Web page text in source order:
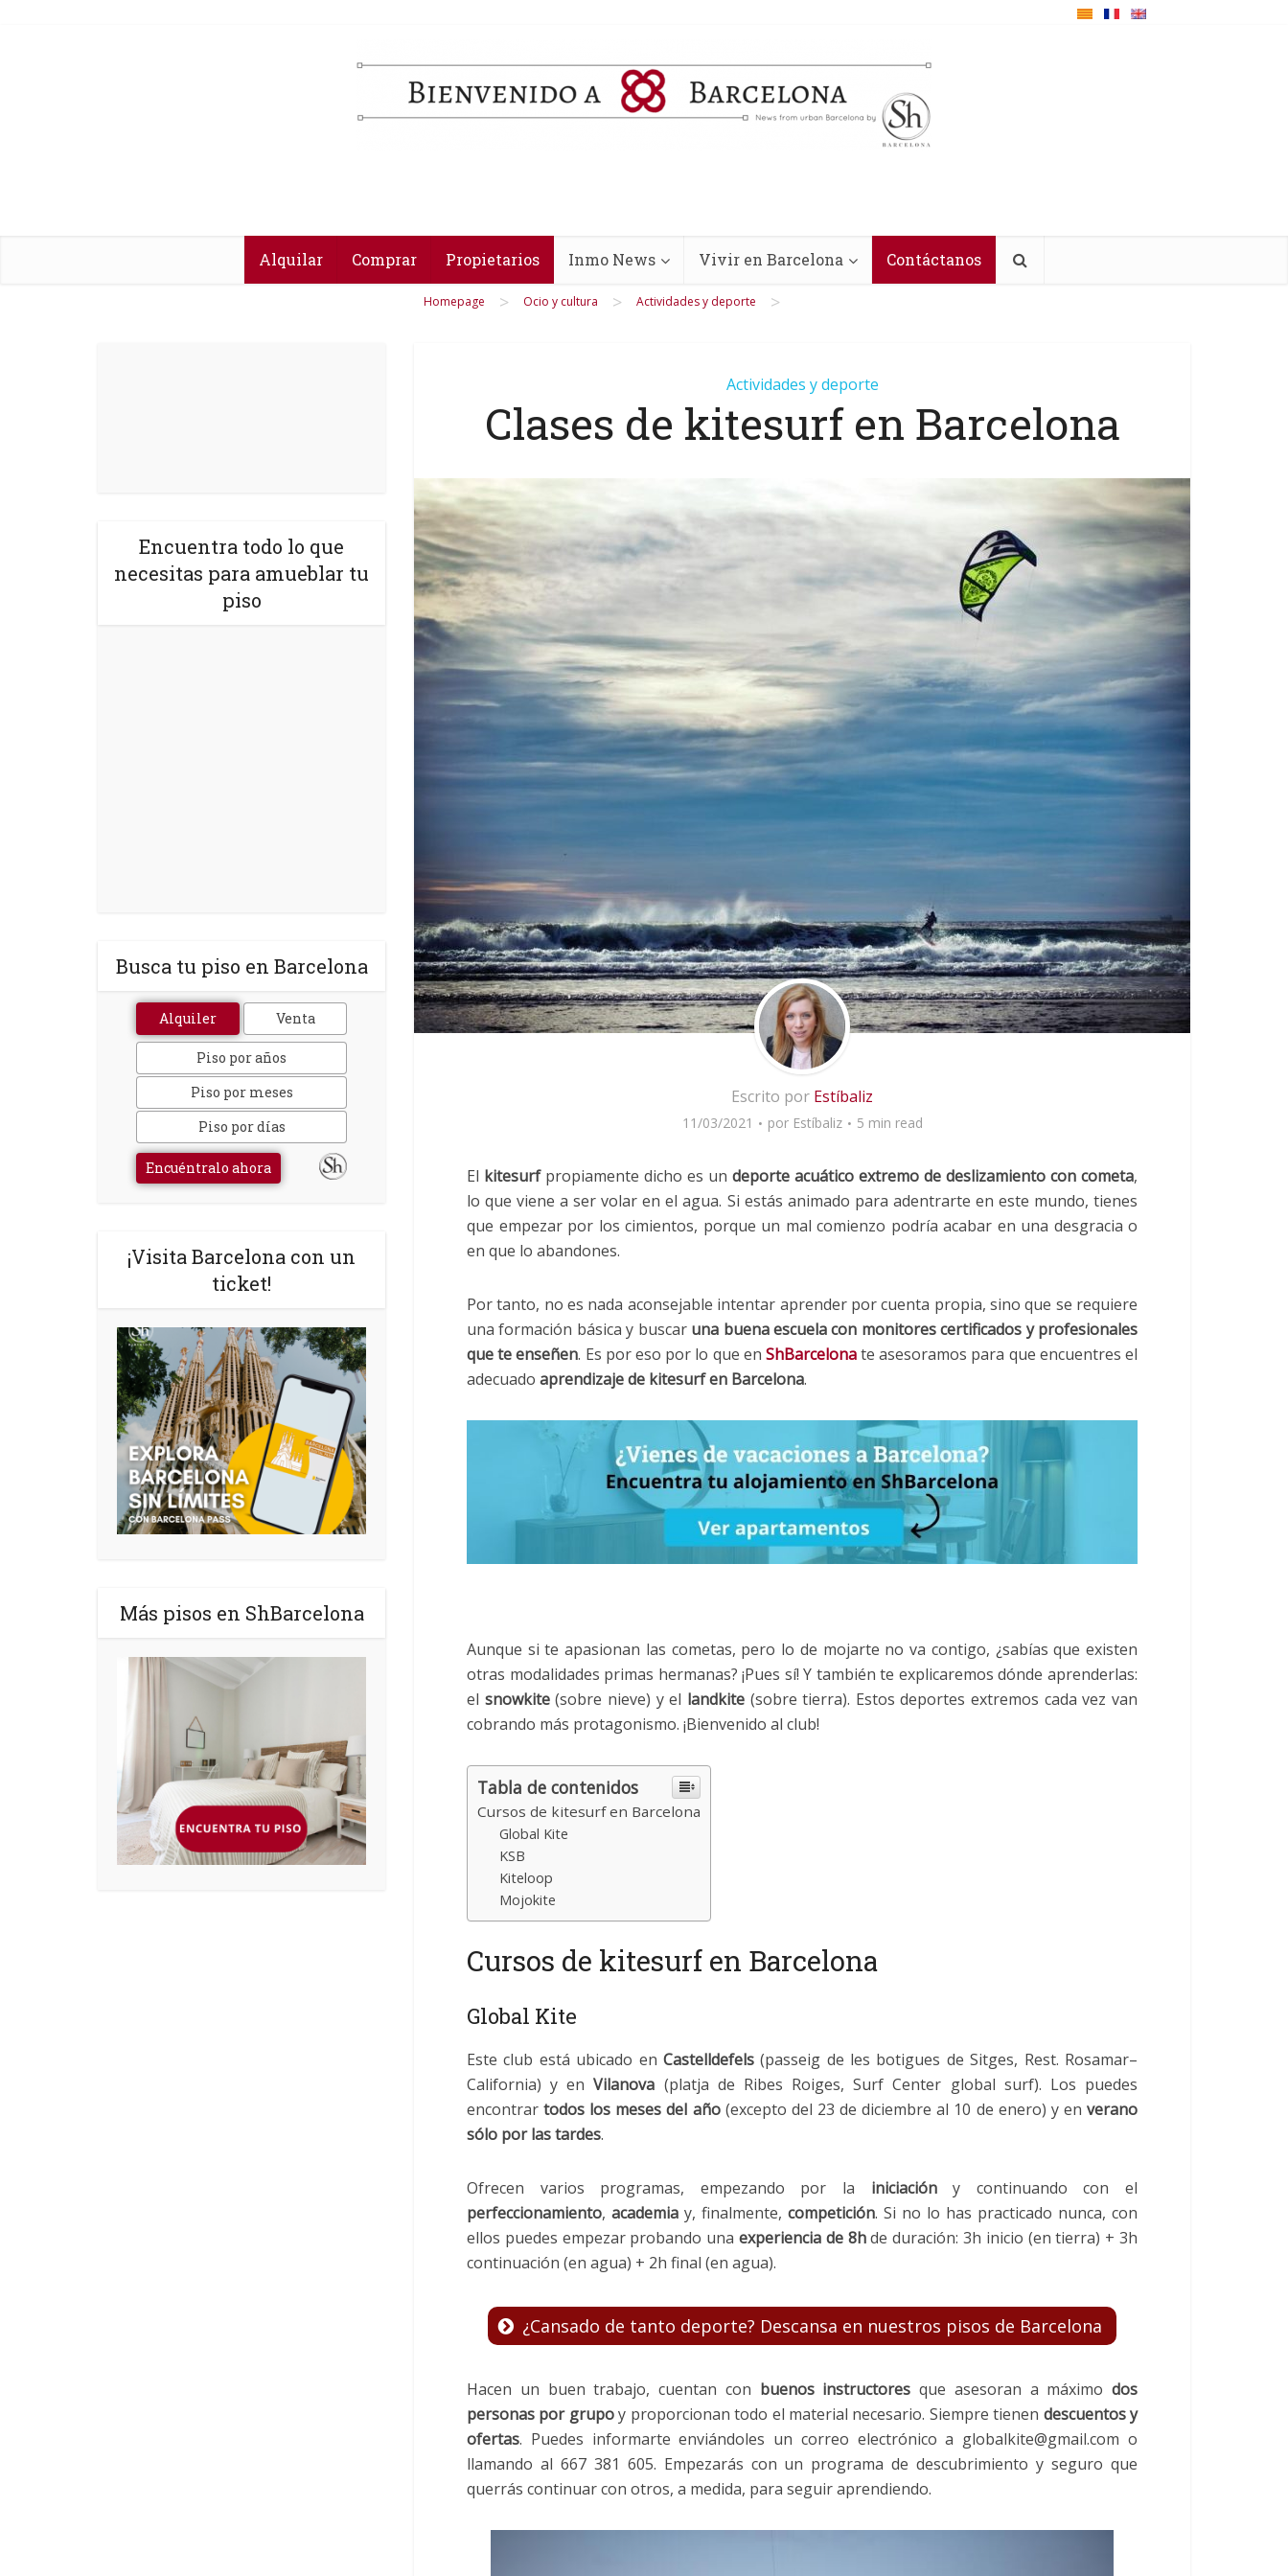
Alquilar Comprar Propietarios Inmo News Vivir en Barcelona Contáctanos
Homepage > Ocio y cultura > Actividades y deporte >
Encuentra todo lo que
necesitas para amueblar tu
piso
Busca tu piso en Barcelona
Alquiler Venta
Piso por años
Piso por meses
Piso por días
Encuéntralo ahora
¡Visita Barcelona con un
ticket!
Más pisos en ShBarcelona
Actividades y deporte
Clases de kitesurf en Barcelona
Escrito por Estíbaliz
11/03/2021 por Estíbaliz 5 min read
El kitesurfpropiamente dicho es un deporte acuático extremo de deslizamiento con cometa,
lo que viene a ser volar en el agua. Si estás animado para adentrarte en este mundo, tienes
que empezar por los cimientos, porque un mal comienzo podría acabar en una desgracia o
en que lo abandones.
Por tanto, no es nada aconsejable intentar aprender por cuenta propia, sino que se requiere
una formación básica y buscar una buena escuela con monitores certificados y profesionales
que te enseñen. Es por eso por lo que en ShBarcelonate asesoramos para que encuentres el
adecuado aprendizaje de kitesurf en Barcelona.
Aunque si te apasionan las cometas, pero lo de mojarte no va contigo, ¿sabías que existen
otras modalidades primas hermanas? ¡Pues sí! Y también te explicaremos dónde aprenderlas:
el snowkite(sobre nieve) y el landkite (sobre tierra). Estos deportes extremos cada vez van
cobrando más protagonismo. ¡Bienvenido al club!
Tabla de contenidos
Cursos de kitesurf en Barcelona
Global Kite
KSB
Kiteloop
Mojokite
Cursos de kitesurf en Barcelona
Global Kite
Este club está ubicado en Castelldefels(passeig de les botigues de Sitges, Rest. Rosamar–
California) y enVilanova (platja de Ribes Roiges, Surf Center global surf). Los puedes
encontrartodos los meses del año(excepto del 23 de diciembre al 10 de enero) y en verano
sólo por las tardes.
Ofrecen varios programas, empezando por la iniciacióny continuando con el
perfeccionamiento, academia y, finalmente, competición. Si no lo has practicado nunca, con
ellos puedes empezar probando una experiencia de 8hde duración: 3h inicio (en tierra) + 3h
continuación (en agua) + 2h final (en agua).
¿Cansado de tanto deporte? Descansa en nuestros pisos de Barcelona
Hacen un buen trabajo, cuentan con buenos instructores que asesoran a máximo dos
personas por grupoy proporcionan todo el material necesario. Siempre tienen descuentos y
ofertas. Puedes informarte enviándoles un correo electrónico a globalkite@gmail.com o
llamando al 667 381 605. Empezarás con un programa de descubrimiento y seguro que
querrás continuar con otros, a medida, para seguir aprendiendo.